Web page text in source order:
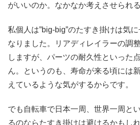
がいいのか。なかなか考えさせられ
私個人は”big-big”のたすき掛けは気
なりました。リアディレイラーの調
しますが、パーツの耐久性といった
ん。というのも、寿命が来る頃には
えているような気がするからです。
でも自転車で日本一周、世界一周と
るのならたすき掛けは避けるかもしれ